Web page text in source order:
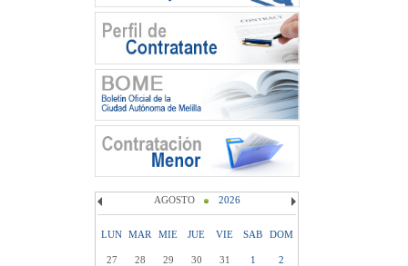
AGOSTO 2026
LUN MAR MIE JUE VIE SAB DOM
27 28 29 30 31 1
2